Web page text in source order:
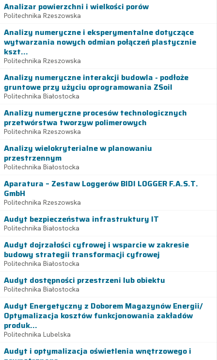
Analizar powierzchni i wielkości porów
Politechnika Rzeszowska
Analizy numeryczne i eksperymentalne dotyczące
wytwarzania nowych odmian połączeń plastycznie
kszt...
Politechnika Rzeszowska
Analizy numeryczne interakcji budowla - podłoże
gruntowe przy użyciu oprogramowania ZSoil
Politechnika Białostocka
Analizy numeryczne procesów technologicznych
przetwórstwa tworzyw polimerowych
Politechnika Rzeszowska
Analizy wielokryterialne w planowaniu
przestrzennym
Politechnika Białostocka
Aparatura – Zestaw Loggerów BIDI LOGGER F.A.S.T.
GmbH
Politechnika Rzeszowska
Audyt bezpieczeństwa infrastruktury IT
Politechnika Białostocka
Audyt dojrzałości cyfrowej i wsparcie w zakresie
budowy strategii transformacji cyfrowej
Politechnika Białostocka
Audyt dostępności przestrzeni lub obiektu
Politechnika Białostocka
Audyt Energetyczny z Doborem Magazynów Energii/
Optymalizacja kosztów funkcjonowania zakładów
produk...
Politechnika Lubelska
Audyt i optymalizacja oświetlenia wnętrzowego i